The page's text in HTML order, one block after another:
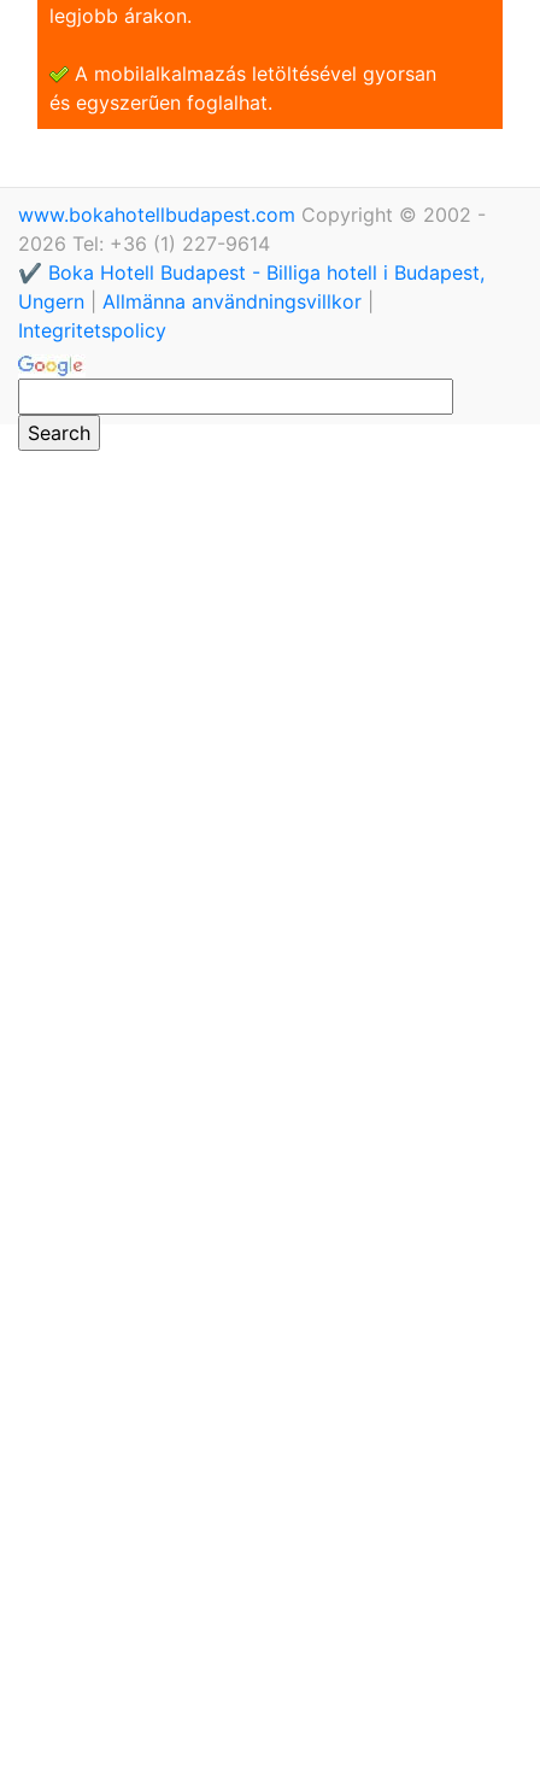
legjobb árakon.
A mobilalkalmazás letöltésével gyorsan
és egyszerũen foglalhat.
www.bokahotellbudapest.com Copyright © 2002 -
2026 Tel: +36 (1) 227-9614
✔️ Boka Hotell Budapest - Billiga hotell i Budapest,
Ungern
Allmänna användningsvillkor
Integritetspolicy